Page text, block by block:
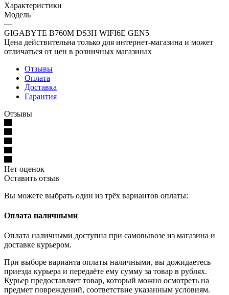
Характеристики
Модель
—
GIGABYTE B760M DS3H WIFI6E GEN5
Цена действительна только для интернет-магазина и может
отличаться от цен в розничных магазинах
Отзывы
Оплата
Доставка
Гарантия
Отзывы
Нет оценок
Оставить отзыв
Вы можете выбрать один из трёх вариантов оплаты:
Оплата наличными
Оплата наличными доступна при самовывозе из магазина и
доставке курьером.
При выборе варианта оплаты наличными, вы дожидаетесь
приезда курьера и передаёте ему сумму за товар в рублях.
Курьер предоставляет товар, который можно осмотреть на
предмет повреждений, соответствие указанным условиям.